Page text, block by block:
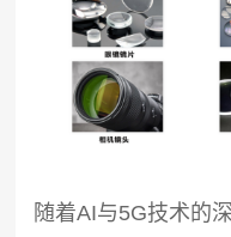
随着AI与5G技术的